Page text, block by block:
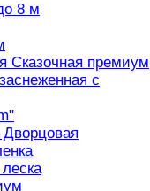
8 м
Сказочная премиум
с
Дворцовая